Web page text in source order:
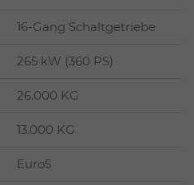
16-Gang Schaltgetriebe
265 kW (360 PS)
26.000 KG
13.000 KG
Euro5